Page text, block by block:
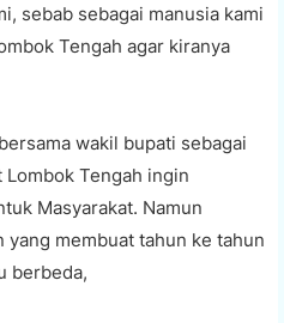
sebab sebagai manusia kami
Tengah agar kiranya
wakil bupati sebagai
Lombok Tengah ingin
Masyarakat. Namun
yang membuat tahun ke tahun
berbeda,